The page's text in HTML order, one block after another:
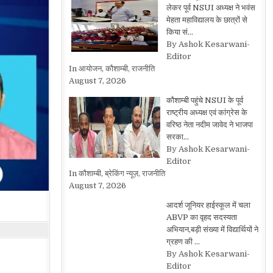
लेकर पूर्व NSUI अध्यक्ष ने भवंस
मेहता महाविद्यालय के छात्रों से
किया सं…
By Ashok Kesarwani-
Editor
In आयोजन, कौशाम्बी, राजनीति
August 7, 2026
कौशाम्बी पहुंचे NSUI के पूर्व
राष्ट्रीय अध्यक्ष एवं कांग्रेस के
वरिष्ठ नेता नदीम जावेद ने भाजपा
सरका…
By Ashok Kesarwani-
Editor
In कौशाम्बी, ब्रेकिंग न्यूज़, राजनीति
August 7, 2026
आदर्श जूनियर हाईस्कूल में चला
ABVP का वृहद सदस्यता
अभियान,बड़ी संख्या में विद्यार्थियों ने
ग्रहण की …
By Ashok Kesarwani-
Editor